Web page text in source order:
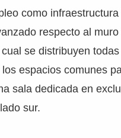
como
respecto al
se distribuyen
espacios comunes
sala dedicada en
sur.